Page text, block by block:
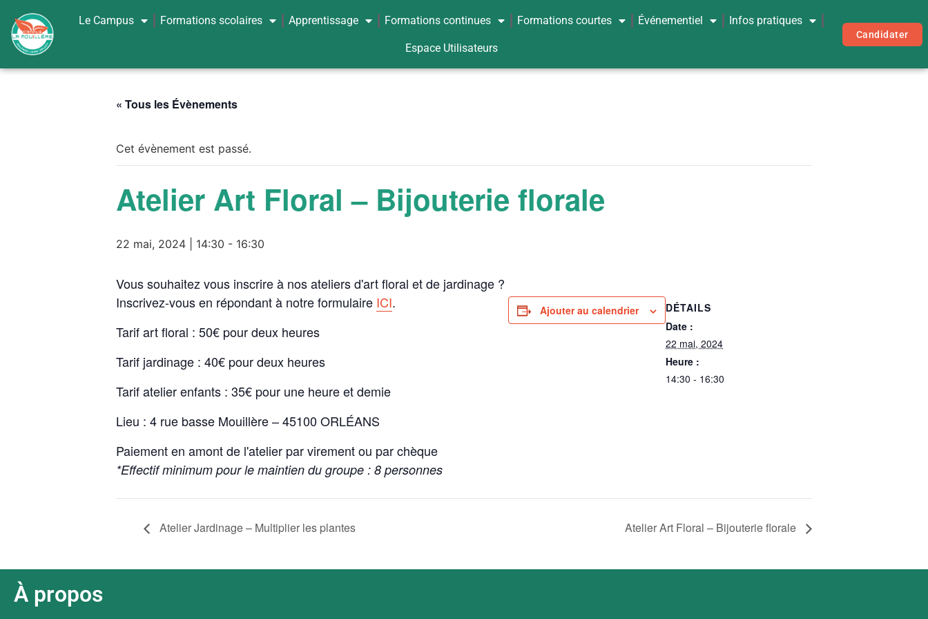
Le Campus Formations scolaires Apprentissage Formations continues Formations courtes Événementiel Infos pratiques
Espace Utilisateurs
Candidater
« Tous les Évènements
Cet évènement est passé.
Atelier Art Floral – Bijouterie florale
22 mai, 2024 | 14:30 - 16:30
Vous souhaitez vous inscrire à nos ateliers d'art floral et de jardinage ?
Inscrivez-vous en répondant à notre formulaire ICI.
Tarif art floral : 50€ pour deux heures
Tarif jardinage : 40€ pour deux heures
Tarif atelier enfants : 35€ pour une heure et demie
Lieu : 4 rue basse Mouillère – 45100 ORLÉANS
Paiement en amont de l'atelier par virement ou par chèque
*Effectif minimum pour le maintien du groupe : 8 personnes
Ajouter au calendrier
DÉTAILS
Date :
22 mai, 2024
Heure :
14:30 - 16:30
Atelier Jardinage – Multiplier les plantes Atelier Art Floral – Bijouterie florale
À propos